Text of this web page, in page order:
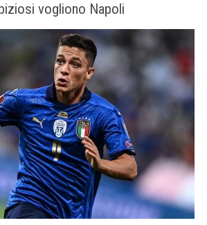
vogliono Napoli